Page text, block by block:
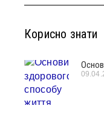
Корисно знати